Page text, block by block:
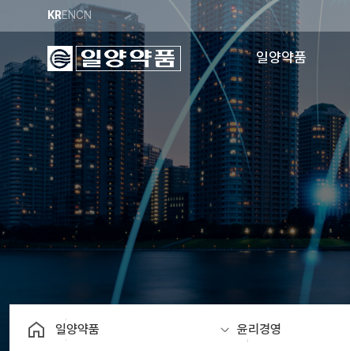
KRENCN
일양약품
회사소개
사업비전
채용정보
공장소개
경영이념
윤리경영
일양약품 윤리경영